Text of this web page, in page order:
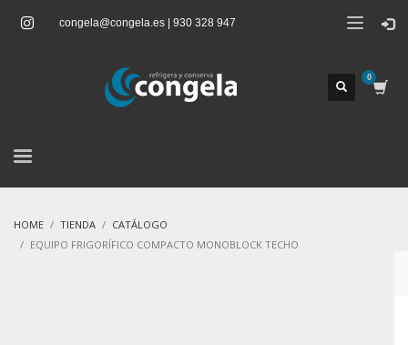
congela@congela.es | 930 328 947
HOME TIENDA
CATÁLOGO
EQUIPO FRIGORÍFICO COMPACTO MONOBLOCK TECHO